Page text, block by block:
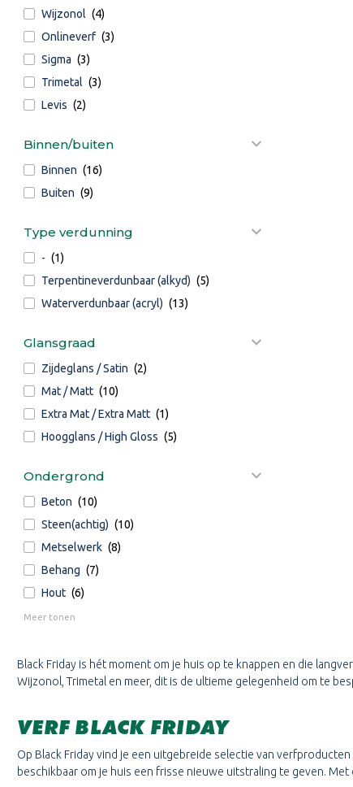
Wijzonol (4)
Onlineverf (3)
Sigma (3)
Trimetal (3)
Levis (2)
Binnen/buiten
Binnen (16)
Buiten (9)
Type verdunning
- (1)
Terpentineverdunbaar (alkyd) (5)
Waterverdunbaar (acryl) (13)
Glansgraad
Zijdeglans / Satin (2)
Mat / Matt (10)
Extra Mat / Extra Matt (1)
Hoogglans / High Gloss (5)
Ondergrond
Beton (10)
Steen(achtig) (10)
Metselwerk (8)
Behang (7)
Hout (6)
Meer tonen
Black Friday is hét moment om je huis op te knappen en die
Wijzonol, Trimetal en meer, dit is de ultieme gelegenheid om te
VERF BLACK FRIDAY
Op Black Friday vind je een uitgebreide selectie van
beschikbaar om je huis een frisse nieuwe uitstraling te geven.